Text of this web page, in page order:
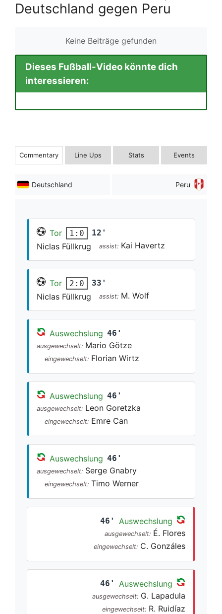
Deutschland gegen Peru
Keine Beiträge gefunden
Dieses Fußball-Video könnte dich
interessieren:
Commentary Line Ups Stats Events
Deutschland Peru
Tor 1:0 12'
Niclas Füllkrug assist: Kai Havertz
Tor 2:0 33'
Niclas Füllkrug assist: M. Wolf
Auswechslung 46'
ausgewechselt: Mario Götze
eingewechselt: Florian Wirtz
Auswechslung 46'
ausgewechselt: Leon Goretzka
eingewechselt: Emre Can
Auswechslung 46'
ausgewechselt: Serge Gnabry
eingewechselt: Timo Werner
46' Auswechslung
ausgewechselt: É. Flores
eingewechselt: C. Gonzáles
46' Auswechslung
ausgewechselt: G. Lapadula
eingewechselt: R. Ruidíaz